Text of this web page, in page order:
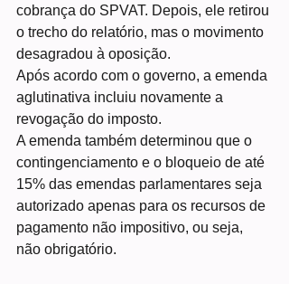
cobrança do SPVAT. Depois, ele retirou
o trecho do relatório, mas o movimento
desagradou à oposição.
Após acordo com o governo, a emenda
aglutinativa incluiu novamente a
revogação do imposto.
A emenda também determinou que o
contingenciamento e o bloqueio de até
15% das emendas parlamentares seja
autorizado apenas para os recursos de
pagamento não impositivo, ou seja,
não obrigatório.